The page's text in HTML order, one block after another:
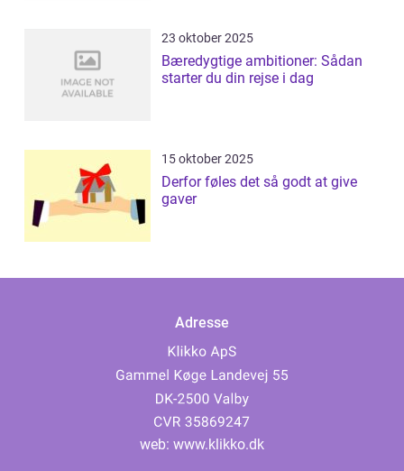
23 oktober 2025
Bæredygtige ambitioner: Sådan
starter du din rejse i dag
15 oktober 2025
Derfor føles det så godt at give
gaver
Adresse
web: www.klikko.dk